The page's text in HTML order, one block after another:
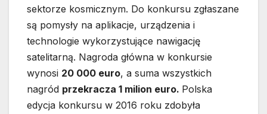
sektorze kosmicznym. Do konkursu zgłaszane
są pomysły na aplikacje, urządzenia i
technologie wykorzystujące nawigację
satelitarną. Nagroda główna w konkursie
wynosi 20 000 euro, a suma wszystkich
nagród przekracza 1 milion euro. Polska
edycja konkursu w 2016 roku zdobyła